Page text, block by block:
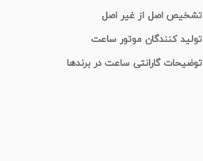
تشخیص اصل از غیر اصل
تولید کنندگان موتور ساعت
توضیحات گارانتی ساعت در برندها